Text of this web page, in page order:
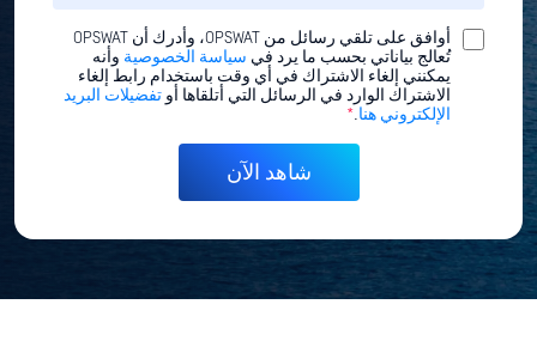
أوافق على تلقي رسائل من OPSWAT، وأدرك أن OPSWAT
تُعالج بياناتي بحسب ما يرد في سياسة الخصوصية وأنه
يمكنني إلغاء الاشتراك في أي وقت باستخدام رابط إلغاء
الاشتراك الوارد في الرسائل التي أتلقاها أو تفضيلات البريد
الإلكتروني هنا.
*